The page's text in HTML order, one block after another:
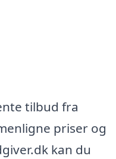
tilbud fra
priser og
kan du